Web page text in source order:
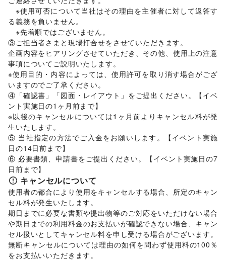
車/バイク・オートバイ/自転車・ロードバイク/
マイクロモビリティ
その他車・バイク・モビリティ
NPO・公共団体
地方公共団体・行政・政府
/NPO・ボランティア活動/ その他NPO・公共団体
ビジネス・オフィス
法人向けサービス/オフィス家具・OA機器
イベント企画・運営/その他ビジネス・オフィス
その他活動・個人
その他活動・個人
※使用可否について当社はその理由を主催者に対して返答す
る義務を負いません。
※先着順ではございません。
③ご担当者さまと現場打合せをさせていただきます。
企画内容をヒアリングさせていただき、その他、使用上の注意
事項についてご説明いたします。
※使用目的・内容によっては、使用許可を取り消す場合がござ
いますのでご了承ください。
④「確認書」「図面・レイアウト」をご提出ください。【イベ
ント実施日の1ヶ月前まで】
※以後のキャンセルについては1ヶ月前よりキャンセル料が発
生いたします。
⑤ 当社指定の方法でご入金をお願いします。【イベント実施
日の14日前まで】
⑥ 必要書類、申請書をご提出ください。【イベント実施日の7
日前まで】
キャンセルについて
使用者の都合により使用をキャンセルする場合、所定のキャン
セル料が発生いたします。
期日までに必要な書類や提出物等のご対応をいただけない場合
や期日までの利用料金のお支払いが確認できない場合、キャン
セル扱いとしてキャンセル料を申し受ける場合がございます。
無断キャンセルについては理由の如何を問わず使用料の100％
をお支払いいただきます。